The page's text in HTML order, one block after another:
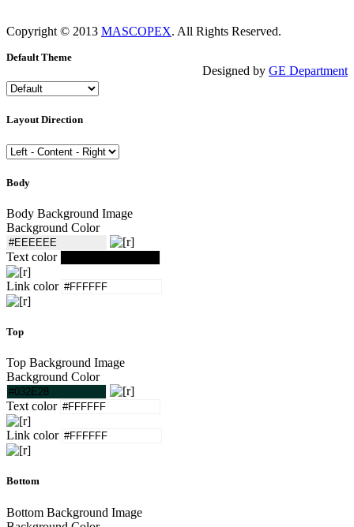
Copyright © 2013 MASCOPEX. All Rights Reserved.
Designed by GE Department
Default Theme
Layout Direction
Body
Body Background Image
Background Color
Text color
Link color
Top
Top Background Image
Background Color
Text color
Link color
Bottom
Bottom Background Image